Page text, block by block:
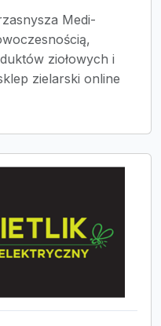
Medi-
ziołowych i
zielarski online